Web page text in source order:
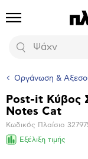
Προϊόντα
Αναζήτηση
Οργάνωση &
Βασικά
Post-it Κύβος
Notes Cat
Κωδικός Πλαίσιο
Εξέλιξη τιμής